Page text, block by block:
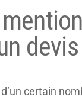
certain